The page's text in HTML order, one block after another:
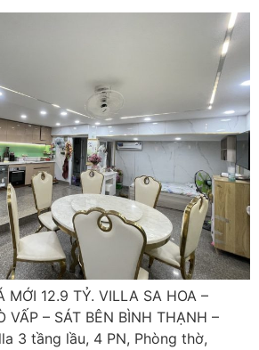
MỚI 12.9 TỶ. VILLA SA HOA –
VẤP – SÁT BÊN BÌNH THẠNH –
3 tầng lầu, 4 PN, Phòng thờ,